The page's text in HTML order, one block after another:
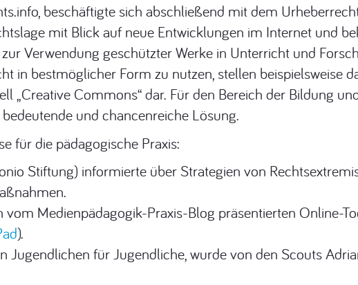
beschäftigte sich abschließend mit dem
mit Blick auf neue Entwicklungen im Internet und
Verwendung geschützter Werke in Unterricht und
in bestmöglicher Form zu nutzen, stellen beispielsweise
„Creative Commons“ dar. Für den Bereich der Bildung
und chancenreiche Lösung.
für die pädagogische Praxis:
Stiftung) informierte über Strategien von
Medienpädagogik-Praxis-Blog präsentierten Online-
).
Jugendlichen für Jugendliche, wurde von den Scouts